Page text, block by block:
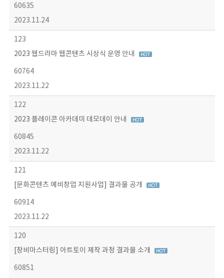
60635
2023.11.24
123
2023 웹드라마 웹콘텐츠 시상식 운영 안내
60764
2023.11.22
122
2023 플레이콘 아카데미 데모데이 안내
60845
2023.11.22
121
[문화콘텐츠 예비창업 지원사업] 결과물 공개
60914
2023.11.22
120
[장비마스터링] 아트토이 제작 과정 결과물 소개
60851